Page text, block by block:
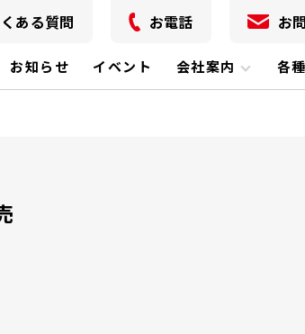
お知らせ イベント 会社案内 各
ある質問 お電話 お